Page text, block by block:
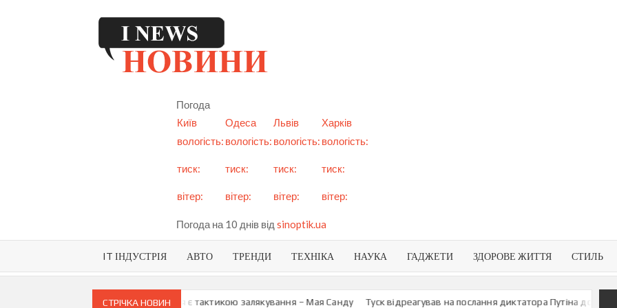
Погода
Київ
Одеса Львів
Харків
вологість:
тиск:
вітер:
вологість:
тиск:
вітер:
вологість:
тиск:
вітер:
вологість:
тиск:
вітер:
Погода на 10 днів від sinoptik.ua
IT ІНДУСТРІЯ АВТО ТРЕНДИ ТЕХНІКА НАУКА ГАДЖЕТИ ЗДОРОВЕ ЖИТТЯ СТИЛЬ
СТРІЧКА НОВИН
можливу анексію Придністров’я є тактикою залякування – Мая Санду Туск відреагував на послання диктатора Путіна до росіян